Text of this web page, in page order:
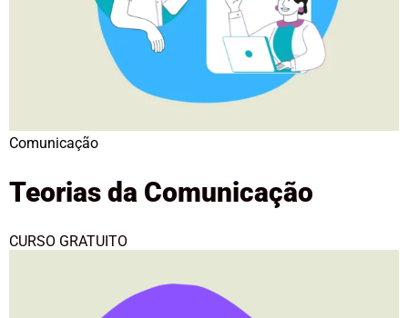
Comunicação
Teorias da Comunicação
CURSO GRATUITO